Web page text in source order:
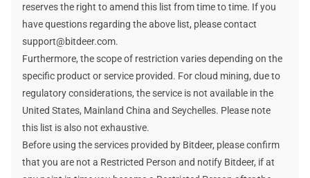
reserves the right to amend this list from time to time. If you
have questions regarding the above list, please contact
support@bitdeer.com.
Furthermore, the scope of restriction varies depending on the
specific product or service provided. For cloud mining, due to
regulatory considerations, the service is not available in the
United States, Mainland China and Seychelles. Please note
this list is also not exhaustive.
Before using the services provided by Bitdeer, please confirm
that you are not a Restricted Person and notify Bitdeer, if at